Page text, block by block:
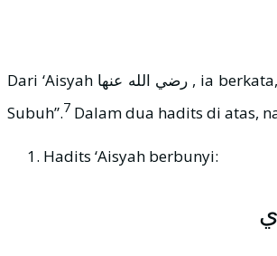
Dari ‘Aisyah رضي الله عنها , ia berkata, “Nabi ﷺ tidak melakukan satu pun shalat Sunnah yang dilakukan secara terus-menerus melebihi dua raka’at (shalat Rawâtib)
Subuh”.7
Hadits ‘Aisyah berbunyi: